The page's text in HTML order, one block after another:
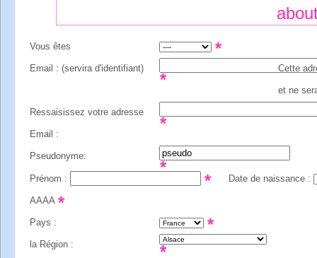
Vous êtes
Email : (servira d'identifiant) Cette
et ne
Ressaisissez votre adresse
Email :
Pseudonyme:
Prénom : Date de naissance :
AAAA
Pays :
la Région :